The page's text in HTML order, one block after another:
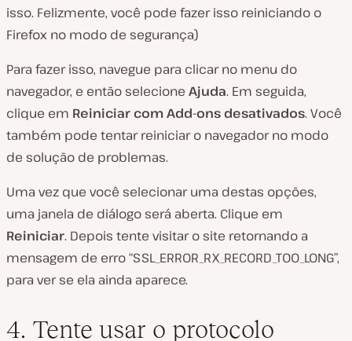
isso. Felizmente, você pode fazer isso reiniciando o
Firefox no modo de segurança)
Para fazer isso, navegue para clicar no menu do
navegador, e então selecione Ajuda. Em seguida,
clique em Reiniciar com Add-ons desativados. Você
também pode tentar reiniciar o navegador no modo
de solução de problemas.
Uma vez que você selecionar uma destas opções,
uma janela de diálogo será aberta. Clique em
Reiniciar. Depois tente visitar o site retornando a
mensagem de erro “SSL_ERROR_RX_RECORD_TOO_LONG”,
para ver se ela ainda aparece.
4. Tente usar o protocolo